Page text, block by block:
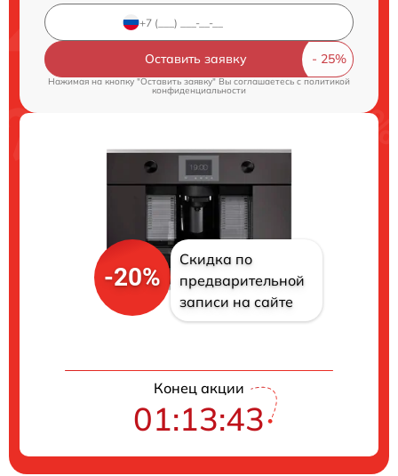
Оставить заявку
Нажимая на кнопку "Оставить заявку" Вы соглашаетесь cполитикой
конфиденциальности
-20%
Скидка по
предварительной
записи на сайте
Конец акции
01:13:42